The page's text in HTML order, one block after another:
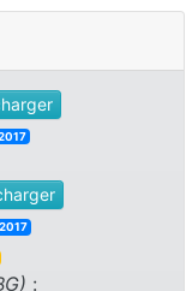
: